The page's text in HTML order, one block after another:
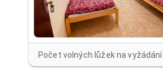
Počet volných lůžek na vyžádání